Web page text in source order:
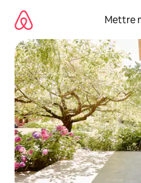
directement
contenu
Mettre